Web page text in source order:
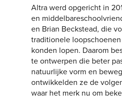
Altra werd opgericht in
en
en Brian Beckstead, die
traditionele
konden lopen. Daarom
te ontwerpen die beter
natuurlijke vorm en
ontwikkelden ze de
waar het merk nu om